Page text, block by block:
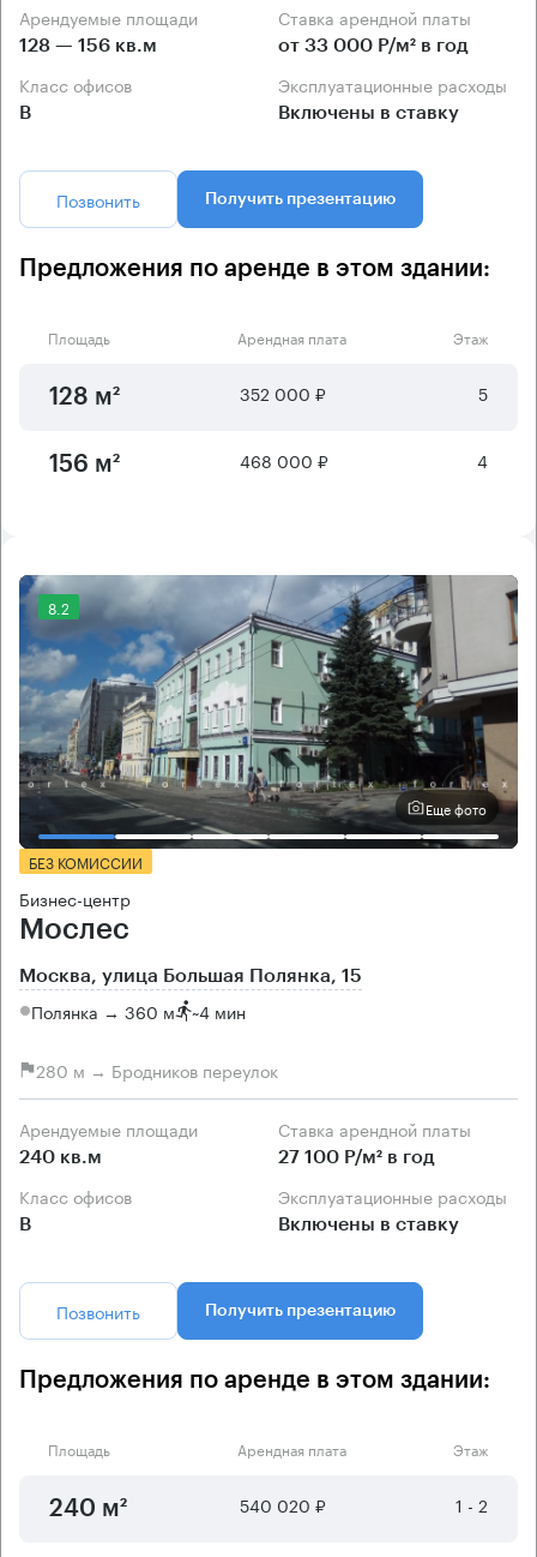
Арендуемые площади
128 — 156 кв.м
Ставка арендной платы
от 33 000 Р/м² в год
Класс офисов
B
Эксплуатационные расходы
Включены в ставку
Позвонить Получить презентацию
Предложения по аренде в этом здании:
Площадь Арендная плата Этаж
128 м² 352 000 ₽ 5
156 м² 468 000 ₽ 4
8.2
Еще фото
БЕЗ КОМИССИИ
Бизнес-центр
Мослес
Москва, улица Большая Полянка, 15
Полянка → 360 м ~4 мин
280 м → Бродников переулок
Арендуемые площади
240 кв.м
Ставка арендной платы
27 100 Р/м² в год
Класс офисов
B
Эксплуатационные расходы
Включены в ставку
Позвонить Получить презентацию
Предложения по аренде в этом здании:
Площадь Арендная плата Этаж
240 м² 540 020 ₽ 1 - 2